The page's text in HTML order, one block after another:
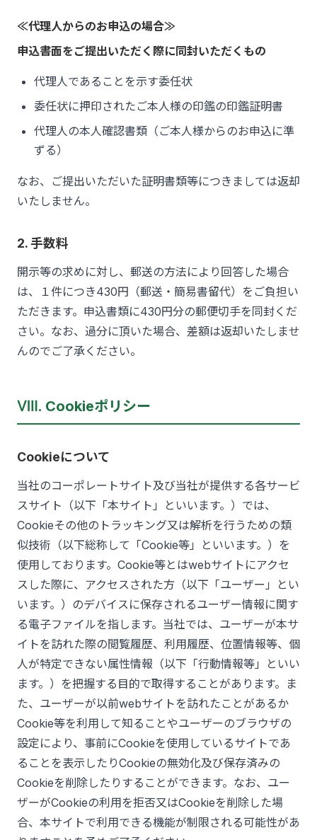
≪代理人からのお申込の場合≫
申込書面をご提出いただく際に同封いただくもの
代理人であることを示す委任状
委任状に押印されたご本人様の印鑑の印鑑証明書
代理人の本人確認書類（ご本人様からのお申込に準
ずる）
なお、ご提出いただいた証明書類等につきましては返却
いたしません。
2. 手数料
開示等の求めに対し、郵送の方法により回答した場合
は、１件につき430円（郵送・簡易書留代）をご負担い
ただきます。申込書類に430円分の郵便切手を同封くだ
さい。なお、過分に頂いた場合、差額は返却いたしませ
んのでご了承ください。
Ⅷ. Cookieポリシー
Cookieについて
当社のコーポレートサイト及び当社が提供する各サービ
スサイト（以下「本サイト」といいます。）では、
Cookieその他のトラッキング又は解析を行うための類
似技術（以下総称して「Cookie等」といいます。）を
使用しております。Cookie等とはwebサイトにアクセ
スした際に、アクセスされた方（以下「ユーザー」とい
います。）のデバイスに保存されるユーザー情報に関す
る電子ファイルを指します。当社では、ユーザーが本サ
イトを訪れた際の閲覧履歴、利用履歴、位置情報等、個
人が特定できない属性情報（以下「行動情報等」といい
ます。）を把握する目的で取得することがあります。ま
た、ユーザーが以前webサイトを訪れたことがあるか
Cookie等を利用して知ることやユーザーのブラウザの
設定により、事前にCookieを使用しているサイトであ
ることを表示したりCookieの無効化及び保存済みの
Cookieを削除したりすることができます。なお、ユー
ザーがCookieの利用を拒否又はCookieを削除した場
合、本サイトで利用できる機能が制限される可能性があ